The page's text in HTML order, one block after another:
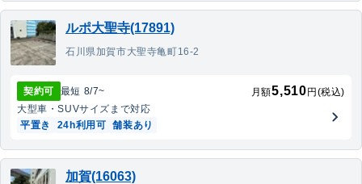
ルポ大聖寺(17891)
石川県加賀市大聖寺亀町16-2
契約可 最短 8/7~ 月額5,510 円(税込)
大型車・SUVサイズまで対応
平置き
24h利用可 舗装あり
加賀(16063)